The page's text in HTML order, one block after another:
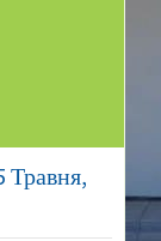
Травня,